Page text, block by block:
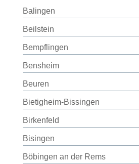
Balingen
Beilstein
Bempflingen
Bensheim
Beuren
Bietigheim-Bissingen
Birkenfeld
Bisingen
Böbingen an der Rems